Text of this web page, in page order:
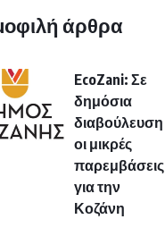
άρθρα
EcoZani: Σε
δημόσια
διαβούλευση
οι μικρές
παρεμβάσεις
για την
Κοζάνη